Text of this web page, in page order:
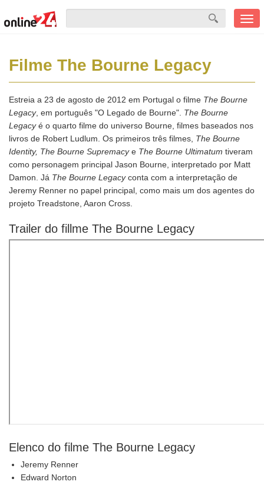
Filme The Bourne Legacy
Estreia a 23 de agosto de 2012 em Portugal o filme The Bourne
Legacy, em português "O Legado de Bourne". The Bourne
Legacyé o quarto filme do universo Bourne, filmes baseados nos
livros de Robert Ludlum. Os primeiros três filmes, The Bourne
Identity, The Bourne Supremacye The Bourne Ultimatum tiveram
como personagem principal Jason Bourne, interpretado por Matt
Damon. Já The Bourne Legacyconta com a interpretação de
Jeremy Renner no papel principal, como mais um dos agentes do
projeto Treadstone, Aaron Cross.
Trailer do fillme The Bourne Legacy
Elenco do filme The Bourne Legacy
Jeremy Renner
Edward Norton